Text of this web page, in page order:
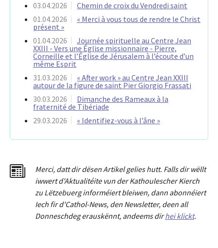
03.04.2026
Chemin de croix du Vendredi saint
01.04.2026
« Merci à vous tous de rendre le Christ
présent »
01.04.2026
Journée spirituelle au Centre Jean
XXIII - Vers une Église missionnaire - Pierre,
Corneille et l’Église de Jérusalem à l’écoute d’un
même Esprit
31.03.2026
« After work » au Centre Jean XXIII
autour de la figure de saint Pier Giorgio Frassati
30.03.2026
Dimanche des Rameaux à la
fraternité de Tibériade
29.03.2026
« Identifiez-vous à l’âne »
Merci, dattdir dësen Artikel gelies hutt. Falls dir wëllt
iwwert d'Aktualitéite vun der Kathoulescher Kierch
zu Lëtzebuerg informéiert bleiwen, dann abonnéiert
Iech fir d'Cathol-News, den Newsletter, deen all
Donneschdeg erauskënnt, andeems dirhei klickt.